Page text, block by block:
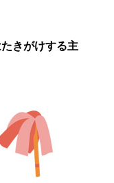
きがけする主